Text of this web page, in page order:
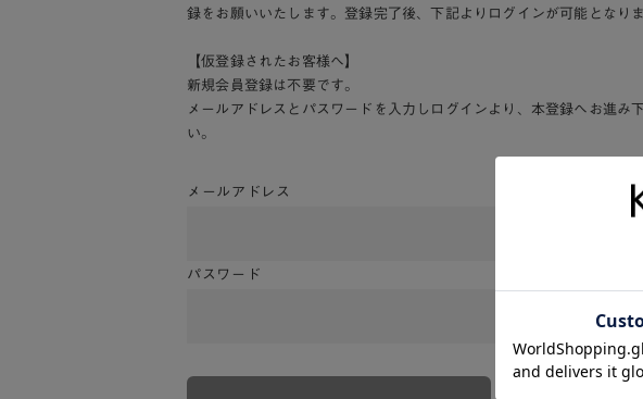
録をお願いいたします。登録完了後、下記よりログインが可能となりま
【仮登録されたお客様へ】
新規会員登録は不要です。
メールアドレスとパスワードを入力しログインより、本登録へお進み
い。
メールアドレス
パスワード